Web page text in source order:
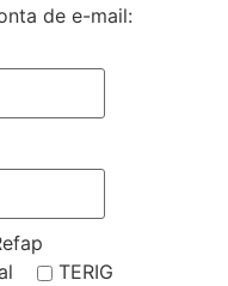
de e-mail:
TERIG